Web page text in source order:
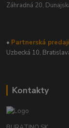
Záhradná 20,
• Partnerská
Uzbecká 10,
Kontakty